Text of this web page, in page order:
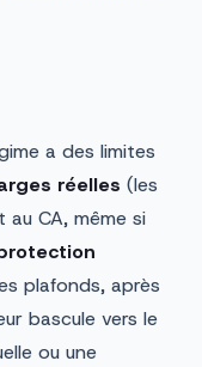
a des limites
réelles (les
CA, même si
plafonds, après
bascule vers le
ou une